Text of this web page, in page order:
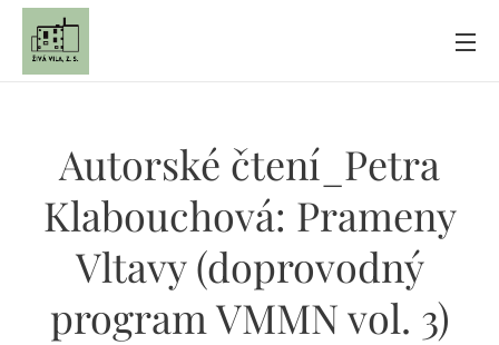
Autorské čtení_Petra
Klabouchová: Prameny
Vltavy (doprovodný
program VMMN vol. 3)